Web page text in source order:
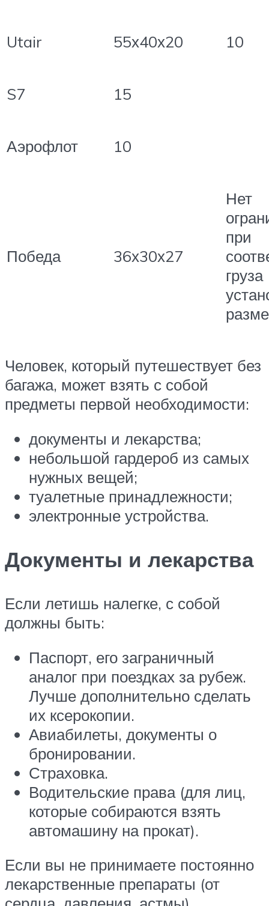
Utair 55х40х20 10
S7 15
Аэрофлот 10
Победа 36х30х27
Нет
при
груза
Человек, который путешествует без
багажа, может взять с собой
предметы первой необходимости:
документы и лекарства;
небольшой гардероб из самых
нужных вещей;
туалетные принадлежности;
электронные устройства.
Документы и лекарства
Если летишь налегке, с собой
должны быть:
Паспорт, его заграничный
аналог при поездках за рубеж.
Лучше дополнительно сделать
их ксерокопии.
Авиабилеты, документы о
бронировании.
Страховка.
Водительские права (для лиц,
которые собираются взять
автомашину на прокат).
Если вы не принимаете постоянно
лекарственные препараты (от